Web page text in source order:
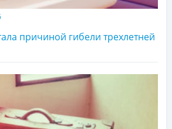
причиной гибели трехлетней